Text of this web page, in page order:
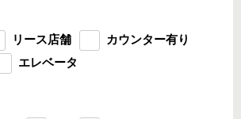
リース店舗
カウンター有り
エレベータ